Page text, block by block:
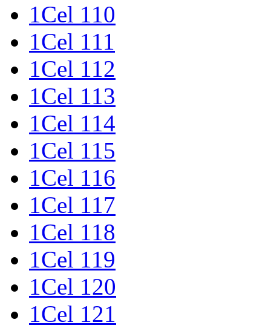
1Cel 110
1Cel 111
1Cel 112
1Cel 113
1Cel 114
1Cel 115
1Cel 116
1Cel 117
1Cel 118
1Cel 119
1Cel 120
1Cel 121